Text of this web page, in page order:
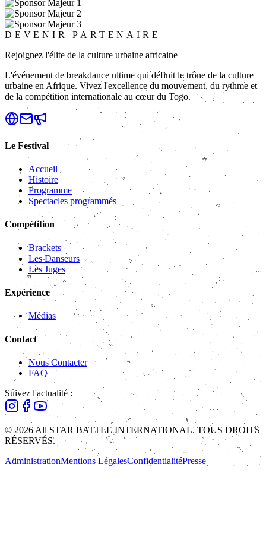
DEVENIR PARTENAIRE
Rejoignez l'élite de la culture urbaine africaine
L'événement de breakdance ultime qui définit le trône de la culture
urbaine en Afrique. Vivez l'excellence du mouvement, du rythme et
de la compétition internationale au cœur du Togo.
Le Festival
Accueil
Histoire
Programme
Spectacles programmés
Compétition
Brackets
Les Danseurs
Les Juges
Expérience
Médias
Contact
Nous Contacter
FAQ
Suivez l'actualité :
© 2026 All STAR BATTLE INTERNATIONAL. TOUS DROITS
RÉSERVÉS.
AdministrationMentions LégalesConfidentialitéPresse